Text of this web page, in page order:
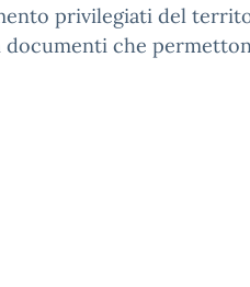
privilegiati del
che